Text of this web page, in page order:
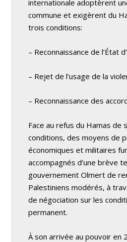
internationale adoptèrent
commune et exigèrent du
trois conditions:
– Reconnaissance de l’État
– Rejet de l’usage de la
– Reconnaissance des
Face au refus du Hamas de
conditions, des moyens de
économiques et militaires
accompagnés d’une brève
gouvernement Olmert de
Palestiniens modérés, à
de négociation sur les
permanent.
À son arrivée au pouvoir en